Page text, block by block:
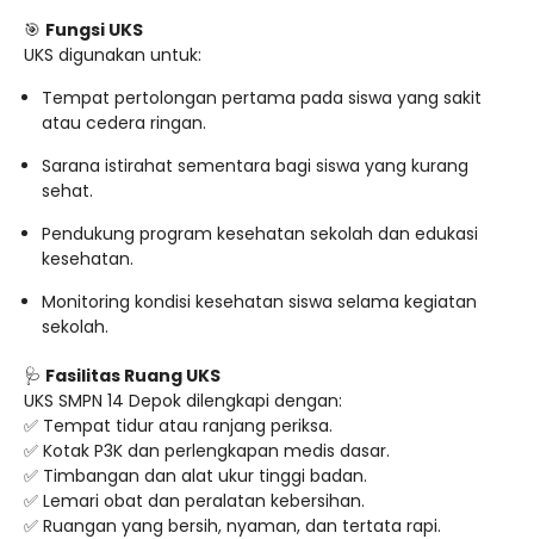
🎯 Fungsi UKS
UKS digunakan untuk:
Tempat pertolongan pertama pada siswa yang sakit
atau cedera ringan.
Sarana istirahat sementara bagi siswa yang kurang
sehat.
Pendukung program kesehatan sekolah dan edukasi
kesehatan.
Monitoring kondisi kesehatan siswa selama kegiatan
sekolah.
🩺 Fasilitas Ruang UKS
UKS SMPN 14 Depok dilengkapi dengan:
✅ Tempat tidur atau ranjang periksa.
✅ Kotak P3K dan perlengkapan medis dasar.
✅ Timbangan dan alat ukur tinggi badan.
✅ Lemari obat dan peralatan kebersihan.
✅ Ruangan yang bersih, nyaman, dan tertata rapi.